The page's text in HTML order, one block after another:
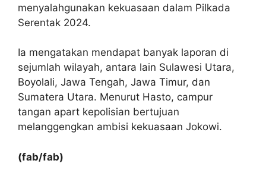
menyalahgunakan kekuasaan dalam Pilkada
Serentak 2024.
Ia mengatakan mendapat banyak laporan di
sejumlah wilayah, antara lain Sulawesi Utara,
Boyolali, Jawa Tengah, Jawa Timur, dan
Sumatera Utara. Menurut Hasto, campur
tangan apart kepolisian bertujuan
melanggengkan ambisi kekuasaan Jokowi.
(fab/fab)